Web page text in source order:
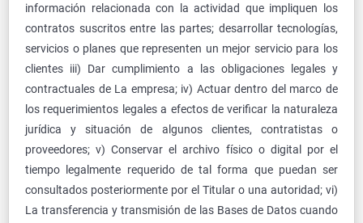
información relacionada con la actividad que impliquen los
contratos suscritos entre las partes; desarrollar tecnologías,
servicios o planes que representen un mejor servicio para los
clientes iii) Dar cumplimiento a las obligaciones legales y
contractuales de La empresa; iv) Actuar dentro del marco de
los requerimientos legales a efectos de verificar la naturaleza
jurídica y situación de algunos clientes, contratistas o
proveedores; v) Conservar el archivo físico o digital por el
tiempo legalmente requerido de tal forma que puedan ser
consultados posteriormente por el Titular o una autoridad; vi)
La transferencia y transmisión de las Bases de Datos cuando